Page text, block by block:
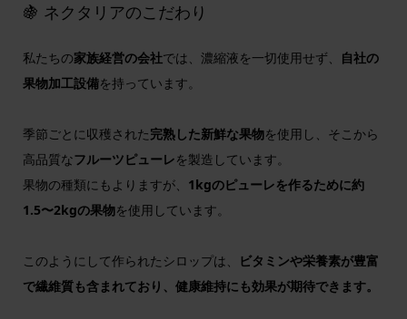
🍇 ネクタリアのこだわり
私たちの家族経営の会社では、濃縮液を一切使用せず、
自社の
果物加工設備を持っています。
季節ごとに収穫された完熟した新鮮な果物を使用し、そこから
高品質なフルーツピューレを製造しています。
果物の種類にもよりますが、 1kgのピューレを作るために約
1.5〜2kgの果物を使用しています。
このようにして作られたシロップは、
ビタミンや栄養素が豊富
で繊維質も含まれており、健康維持にも効果が期待できます。